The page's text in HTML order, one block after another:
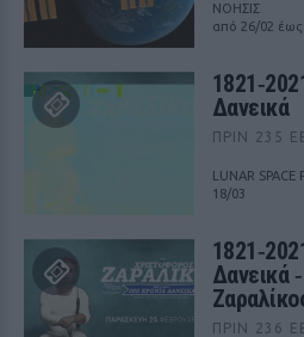
ΝΟΗΣΙΣ
από 26/02 έως
Δανεικά
ΠΡΙΝ 235
LUNAR SPACE
18/03
Δανεικά
ΠΡΙΝ 236